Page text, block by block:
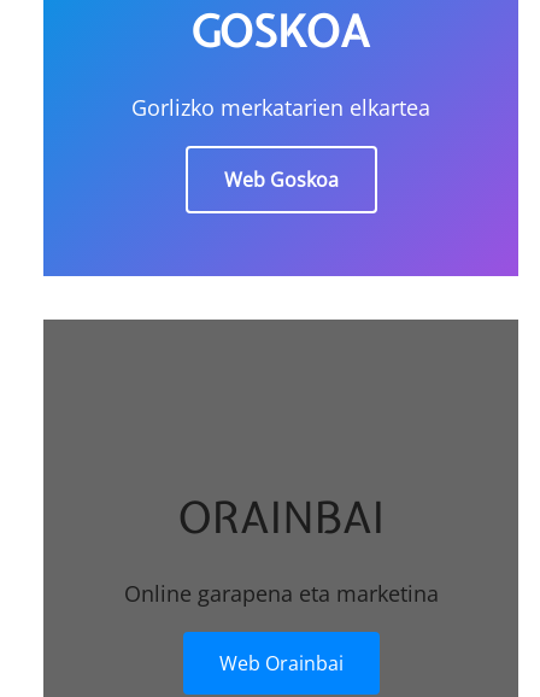
GOSKOA
Gorlizko merkatarien elkartea
Web Goskoa
ORAINBAI
Online garapena eta marketina
Web Orainbai